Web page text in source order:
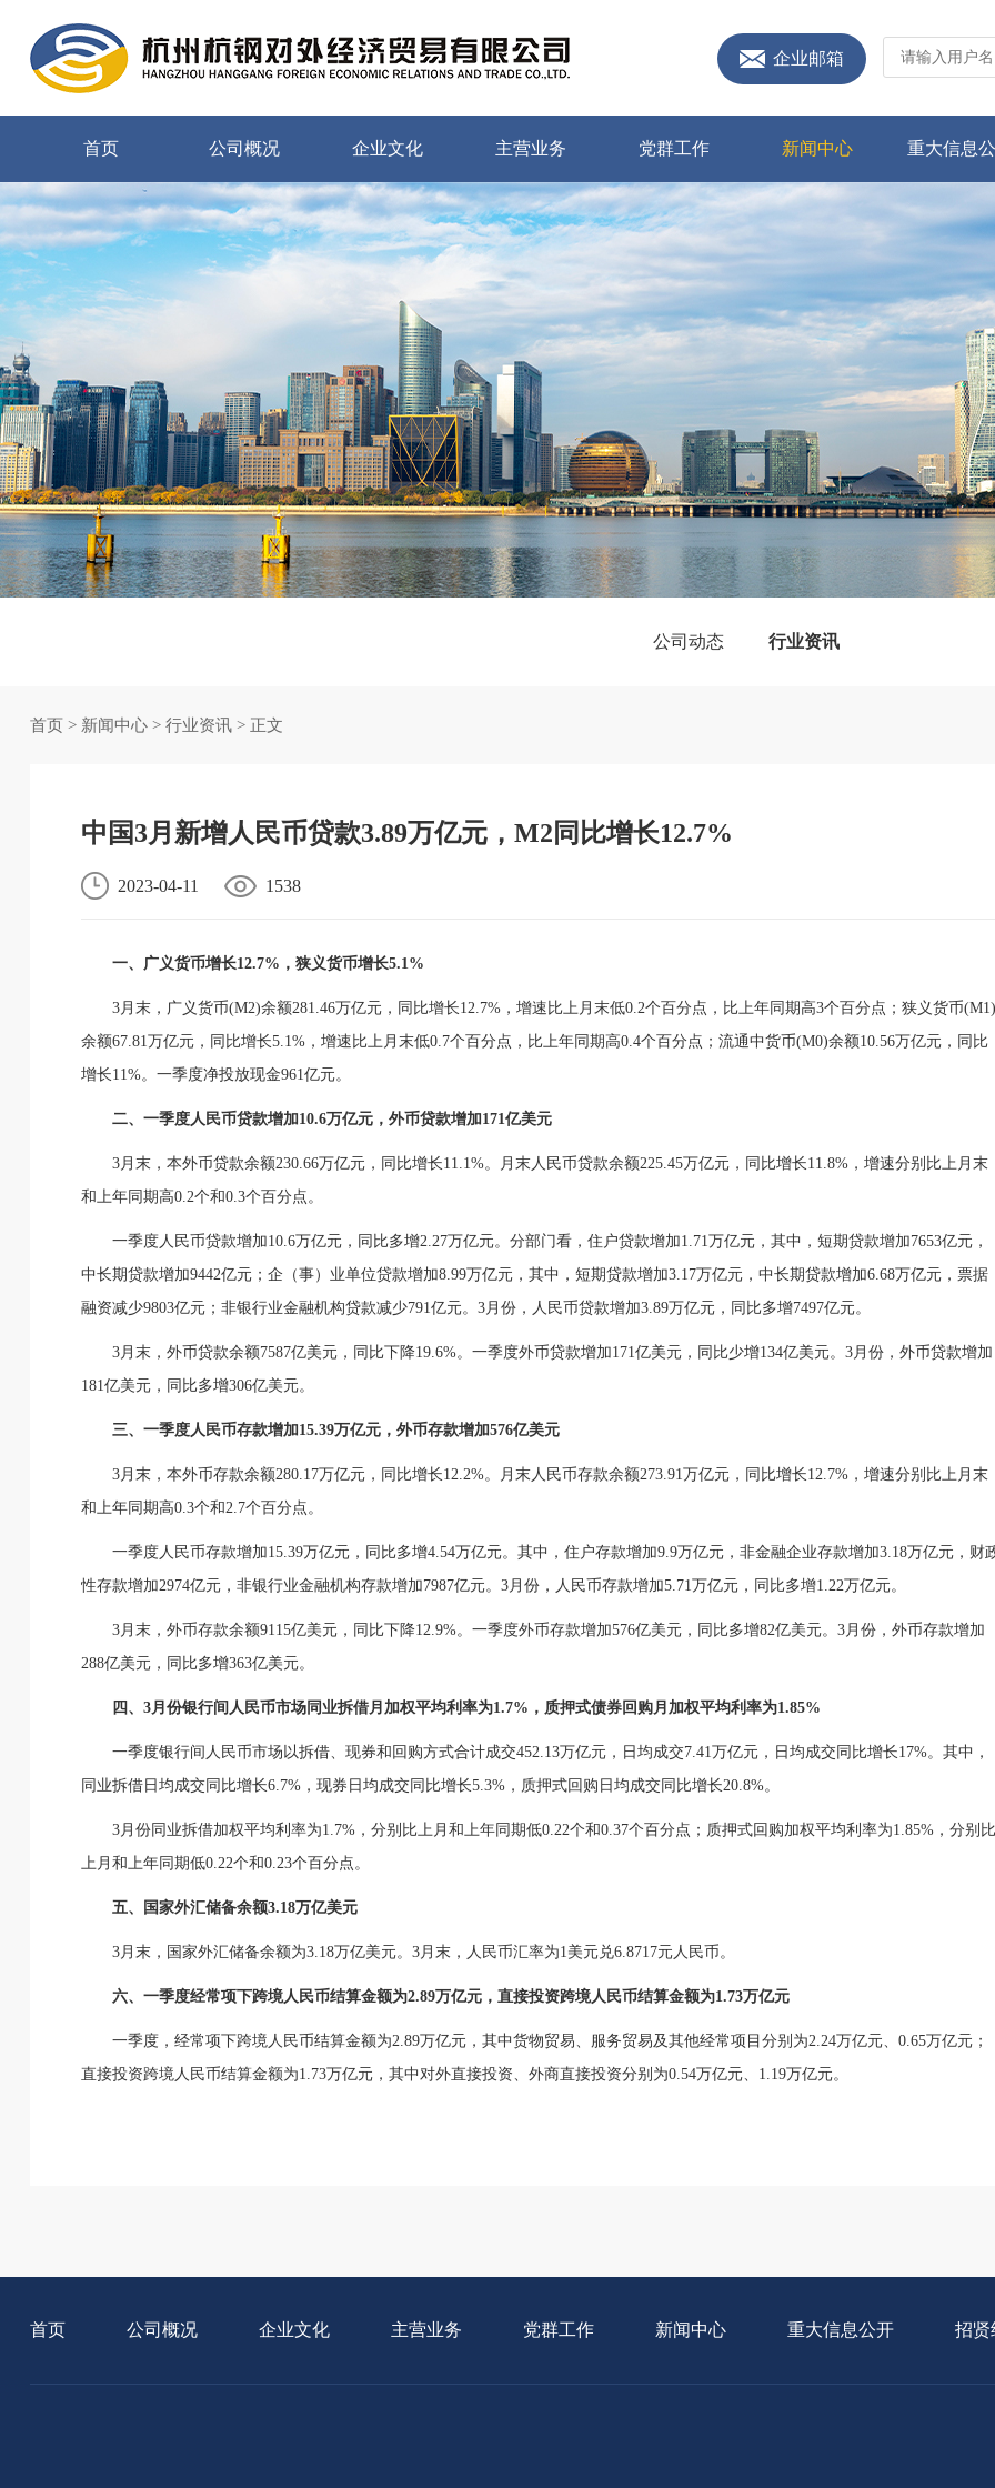
企业邮箱
首页 公司概况 企业文化 主营业务 党群工作 新闻中心 重大信息
公司动态 行业资讯
首页> 新闻中心> 行业资讯> 正文
中国3月新增人民币贷款3.89万亿元，M2同比增长12.7%
2023-04-11 1538
一、广义货币增长12.7%，狭义货币增长5.1%
3月末，广义货币(M2)余额281.46万亿元，同比增长12.7%，增速比上月末低0.2个百分点，比上年同期高3个百分点；狭义货币(M1)
余额67.81万亿元，同比增长5.1%，增速比上月末低0.7个百分点，比上年同期高0.4个百分点；流通中货币(M0)余额10.56万亿元，同比
增长11%。一季度净投放现金961亿元。
二、一季度人民币贷款增加10.6万亿元，外币贷款增加171亿美元
3月末，本外币贷款余额230.66万亿元，同比增长11.1%。月末人民币贷款余额225.45万亿元，同比增长11.8%，增速分别比上月末
和上年同期高0.2个和0.3个百分点。
一季度人民币贷款增加10.6万亿元，同比多增2.27万亿元。分部门看，住户贷款增加1.71万亿元，其中，短期贷款增加7653亿元，
中长期贷款增加9442亿元；企（事）业单位贷款增加8.99万亿元，其中，短期贷款增加3.17万亿元，中长期贷款增加6.68万亿元，票据
融资减少9803亿元；非银行业金融机构贷款减少791亿元。3月份，人民币贷款增加3.89万亿元，同比多增7497亿元。
3月末，外币贷款余额7587亿美元，同比下降19.6%。一季度外币贷款增加171亿美元，同比少增134亿美元。3月份，外币贷款增加
181亿美元，同比多增306亿美元。
三、一季度人民币存款增加15.39万亿元，外币存款增加576亿美元
3月末，本外币存款余额280.17万亿元，同比增长12.2%。月末人民币存款余额273.91万亿元，同比增长12.7%，增速分别比上月末
和上年同期高0.3个和2.7个百分点。
一季度人民币存款增加15.39万亿元，同比多增4.54万亿元。其中，住户存款增加9.9万亿元，非金融企业存款增加3.18万亿元，财
性存款增加2974亿元，非银行业金融机构存款增加7987亿元。3月份，人民币存款增加5.71万亿元，同比多增1.22万亿元。
3月末，外币存款余额9115亿美元，同比下降12.9%。一季度外币存款增加576亿美元，同比多增82亿美元。3月份，外币存款增加
288亿美元，同比多增363亿美元。
四、3月份银行间人民币市场同业拆借月加权平均利率为1.7%，质押式债券回购月加权平均利率为1.85%
一季度银行间人民币市场以拆借、现券和回购方式合计成交452.13万亿元，日均成交7.41万亿元，日均成交同比增长17%。其中，
同业拆借日均成交同比增长6.7%，现券日均成交同比增长5.3%，质押式回购日均成交同比增长20.8%。
3月份同业拆借加权平均利率为1.7%，分别比上月和上年同期低0.22个和0.37个百分点；质押式回购加权平均利率为1.85%，分别比
上月和上年同期低0.22个和0.23个百分点。
五、国家外汇储备余额3.18万亿美元
3月末，国家外汇储备余额为3.18万亿美元。3月末，人民币汇率为1美元兑6.8717元人民币。
六、一季度经常项下跨境人民币结算金额为2.89万亿元，直接投资跨境人民币结算金额为1.73万亿元
一季度，经常项下跨境人民币结算金额为2.89万亿元，其中货物贸易、服务贸易及其他经常项目分别为2.24万亿元、0.65万亿元；
直接投资跨境人民币结算金额为1.73万亿元，其中对外直接投资、外商直接投资分别为0.54万亿元、1.19万亿元。
首页 公司概况 企业文化 主营业务 党群工作 新闻中心 重大信息公开 招贤